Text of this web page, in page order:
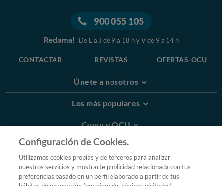
900 055 105
Reclama! De L a J de 9 a 18 h y V de 9 a 14 h
CONTACTAR REVISTAS OFERTAS-OCU
Únete a nosotros
Los más populares
Conoce OCU
Más Información
© 2026 OCU
Condiciones generales de contratación de OCU
Configuración de Cookies.
Utilizamos cookies propias y de terceros para analizar
nuestros servicios y mostrarte publicidad relacionada con tus
preferencias basado en un perfil elaborado a partir de tus